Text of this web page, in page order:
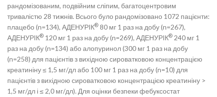
рандомізованим, подвійним сліпим, багатоцентровим
тривалістю 28 тижнів. Всього було рандомізовано 1072 пацієнти:
плацебо (n=134), АДЕНУРІК® 80 мг 1 раз на добу (n=267),
АДЕНУРІК® 120 мг 1 раз на добу (n=269), АДЕНУРІК® 240 мг 1
раз на добу (n=134) або алопуринол (300 мг 1 раз на добу
(n=258) для пацієнтів з вихідною сироватковою концентрацією
креатиніну ≤ 1,5 мг/дл або 100 мг 1 раз на добу (n=10) для
пацієнтів з вихідною сироватковою концентрацією креатиніну >
1,5 мг/дл і ≤ 2,0 мг/дл). Для оцінки безпеки фебуксостат